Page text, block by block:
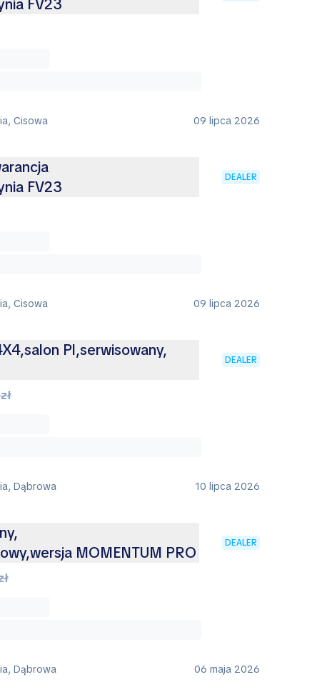
FV23
Cisowa
09 lipca 2026
FV23
DEALER
Cisowa
09 lipca 2026
Pl,serwisowany,
DEALER
Dąbrowa
10 lipca 2026
MOMENTUM PRO
DEALER
Dąbrowa
06 maja 2026